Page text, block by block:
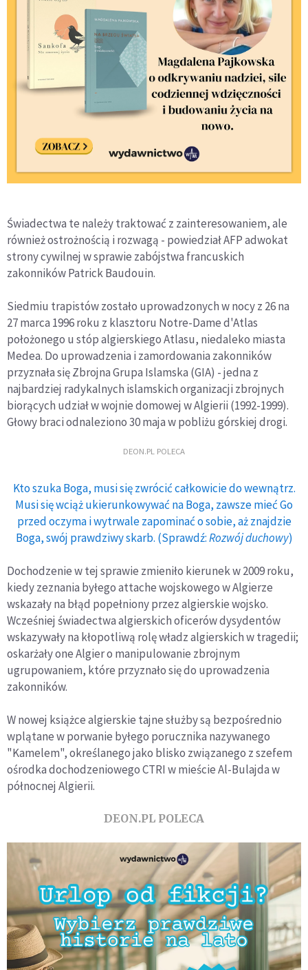
Świadectwa te należy traktować z zainteresowaniem, ale
również ostrożnością i rozwagą - powiedział AFP adwokat
strony cywilnej w sprawie zabójstwa francuskich
zakonników Patrick Baudouin.
Siedmiu trapistów zostało uprowadzonych w nocy z 26 na
27 marca 1996 roku z klasztoru Notre-Dame d'Atlas
położonego u stóp algierskiego Atlasu, niedaleko miasta
Medea. Do uprowadzenia i zamordowania zakonników
przyznała się Zbrojna Grupa Islamska (GIA) - jedna z
najbardziej radykalnych islamskich organizacji zbrojnych
biorących udział w wojnie domowej w Algierii (1992-1999).
Głowy braci odnaleziono 30 maja w pobliżu górskiej drogi.
DEON.PL POLECA
Kto szuka Boga, musi się zwrócić całkowicie do wewnątrz.
Musi się wciąż ukierunkowywać na Boga, zawsze mieć Go
przed oczyma i wytrwale zapominać o sobie, aż znajdzie
Boga, swój prawdziwy skarb. (Sprawdź:Rozwój duchowy)
Dochodzenie w tej sprawie zmieniło kierunek w 2009 roku,
kiedy zeznania byłego attache wojskowego w Algierze
wskazały na błąd popełniony przez algierskie wojsko.
Wcześniej świadectwa algierskich oficerów dysydentów
wskazywały na kłopotliwą rolę władz algierskich w tragedii;
oskarżały one Algier o manipulowanie zbrojnym
ugrupowaniem, które przyznało się do uprowadzenia
zakonników.
W nowej książce algierskie tajne służby są bezpośrednio
wplątane w porwanie byłego porucznika nazywanego
"Kamelem", określanego jako blisko związanego z szefem
ośrodka dochodzeniowego CTRI w mieście Al-Bulajda w
północnej Algierii.
DEON.PL POLECA